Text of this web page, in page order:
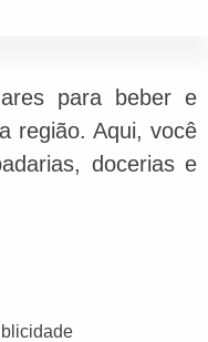
para beber e
região. Aqui, você
docerias e